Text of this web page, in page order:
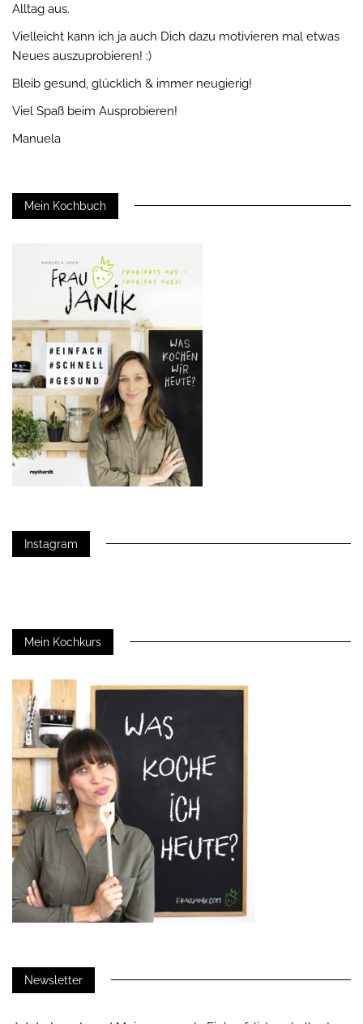
Alltag aus.
Vielleicht kann ich ja auch Dich dazu motivieren mal etwas
Neues auszuprobieren! :)
Bleib gesund, glücklich & immer neugierig!
Viel Spaß beim Ausprobieren!
Manuela
Mein Kochbuch
Instagram
Mein Kochkurs
Newsletter